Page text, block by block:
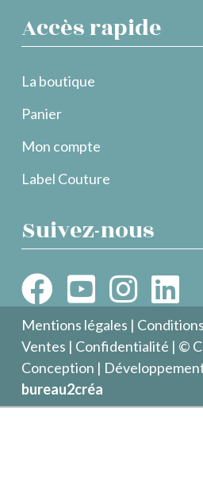
Accès rapide
La boutique
Panier
Mon compte
Label Couture
Suivez-nous
Mentions légales |
Ventes | Confidentialité | ©
Conception |
bureau2créa